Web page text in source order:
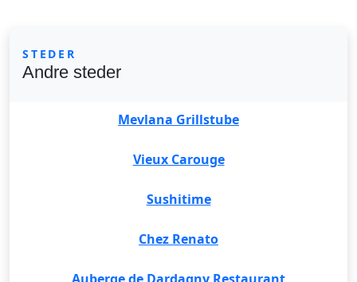
STEDER
Andre steder
Mevlana Grillstube
Vieux Carouge
Sushitime
Chez Renato